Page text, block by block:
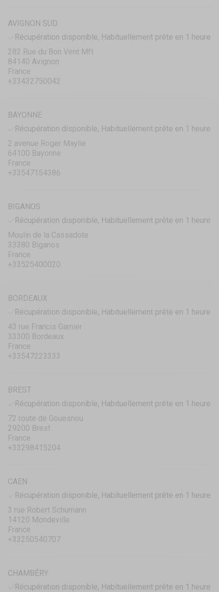
AVIGNON SUD
Récupération disponible, Habituellement prête en 1 heure
282 Rue du Bon Vent Mft
84140 Avignon
France
+33432750042
BAYONNE
Récupération disponible, Habituellement prête en 1 heure
2 avenue Roger Maylie
64100 Bayonne
France
+33547154386
BIGANOS
Récupération disponible, Habituellement prête en 1 heure
Moulin de la Cassadote
33380 Biganos
France
+33525400020
BORDEAUX
Récupération disponible, Habituellement prête en 1 heure
43 rue Francis Garnier
33300 Bordeaux
France
+33547223333
BREST
Récupération disponible, Habituellement prête en 1 heure
72 route de Gouesnou
29200 Brest
France
+33298415204
CAEN
Récupération disponible, Habituellement prête en 1 heure
3 rue Robert Schumann
14120 Mondeville
France
+33250540707
CHAMBÉRY
Récupération disponible, Habituellement prête en 1 heure